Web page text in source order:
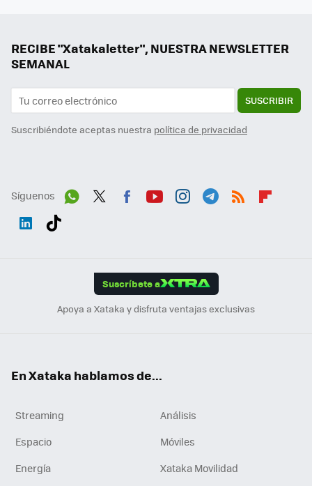
RECIBE "Xatakaletter", NUESTRA NEWSLETTER
SEMANAL
SUSCRIBIR
Suscribiéndote aceptas nuestra política de privacidad
Síguenos
Suscríbete a
Apoya a Xataka y disfruta ventajas exclusivas
En Xataka hablamos de...
Streaming
Análisis
Espacio
Móviles
Energía
Xataka Movilidad